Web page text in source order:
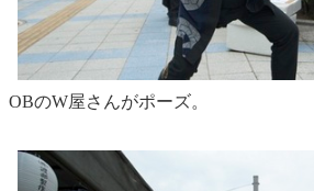
OBのW屋さんがポーズ。